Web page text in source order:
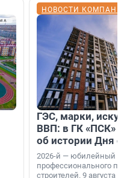
НОВОСТИ
ГЭС, марки,
ВВП: в ГК «ПСК»
об истории Дня
2026-й — юбилейный
профессионального
строителей. 9 августа